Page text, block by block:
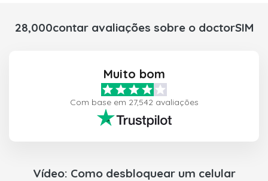
28,000contar avaliações sobre o doctorSIM
Muito bom
Com base em 27,542 avaliações
Vídeo: Como desbloquear um celular